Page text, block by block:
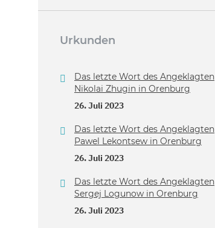
Urkunden
Das letzte Wort des Angeklagten
Nikolai Zhugin in Orenburg
26. Juli 2023
Das letzte Wort des Angeklagten
Pawel Lekontsew in Orenburg
26. Juli 2023
Das letzte Wort des Angeklagten
Sergej Logunow in Orenburg
26. Juli 2023